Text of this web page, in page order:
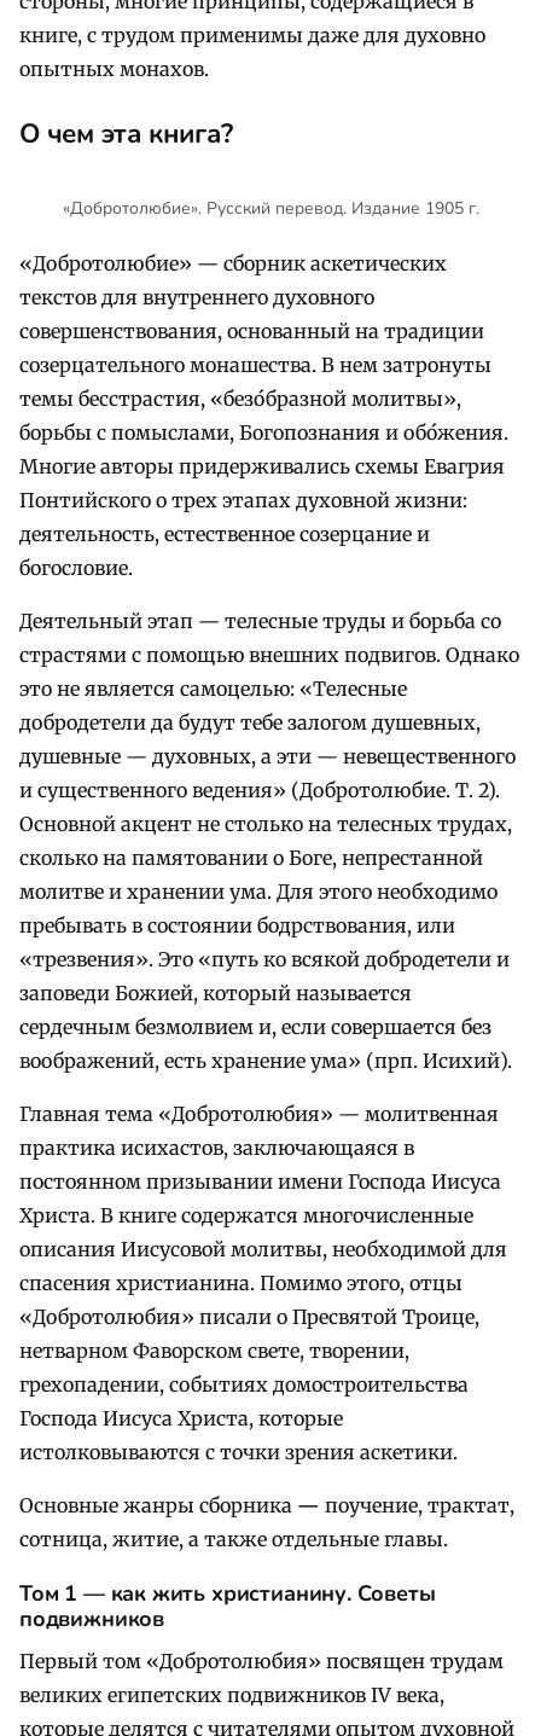
книге, с трудом применимы даже для духовно
опытных монахов.
О чем эта книга?
«Добротолюбие». Русский перевод. Издание 1905 г.
«Добротолюбие» — сборник аскетических
текстов для внутреннего духовного
совершенствования, основанный на традиции
созерцательного монашества. В нем затронуты
темы бесстрастия, «безо́бразной молитвы»,
борьбы с помыслами, Богопознания и обо́жения.
Многие авторы придерживались схемы Евагрия
Понтийского о трех этапах духовной жизни:
деятельность, естественное созерцание и
богословие.
Деятельный этап — телесные труды и борьба со
страстями с помощью внешних подвигов. Однако
это не является самоцелью: «Телесные
добродетели да будут тебе залогом душевных,
душевные — духовных, а эти — невещественного
и существенного ведения» (Добротолюбие. Т. 2).
Основной акцент не столько на телесных трудах,
сколько на памятовании о Боге, непрестанной
молитве и хранении ума. Для этого необходимо
пребывать в состоянии бодрствования, или
«трезвения». Это «путь ко всякой добродетели и
заповеди Божией, который называется
сердечным безмолвием и, если совершается без
воображений, есть хранение ума» (прп. Исихий).
Главная тема «Добротолюбия» — молитвенная
практика исихастов, заключающаяся в
постоянном призывании имени Господа Иисуса
Христа. В книге содержатся многочисленные
описания Иисусовой молитвы, необходимой для
спасения христианина. Помимо этого, отцы
«Добротолюбия» писали о Пресвятой Троице,
нетварном Фаворском свете, творении,
грехопадении, событиях домостроительства
Господа Иисуса Христа, которые
истолковываются с точки зрения аскетики.
Основные жанры сборника — поучение, трактат,
сотница, житие, а также отдельные главы.
Том 1 — как жить христианину. Советы
подвижников
Первый том «Добротолюбия» посвящен трудам
великих египетских подвижников IV века,
которые делятся с читателями опытом духовной